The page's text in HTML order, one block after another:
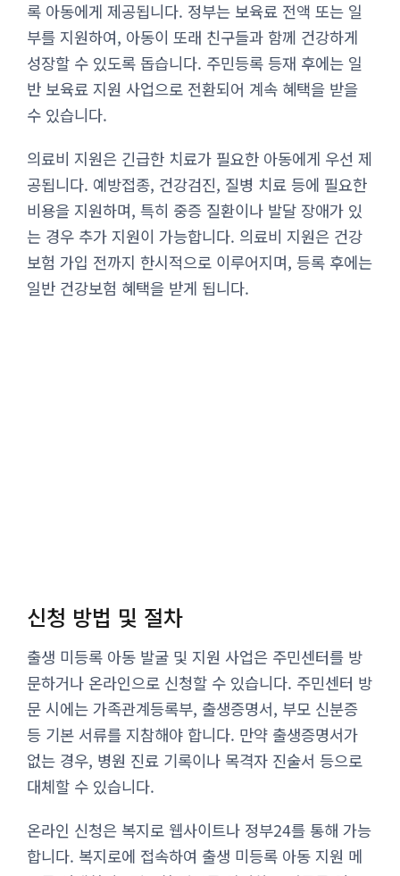
록 아동에게 제공됩니다. 정부는 보육료 전액 또는 일
부를 지원하여, 아동이 또래 친구들과 함께 건강하게
성장할 수 있도록 돕습니다. 주민등록 등재 후에는 일
반 보육료 지원 사업으로 전환되어 계속 혜택을 받을
수 있습니다.
의료비 지원은 긴급한 치료가 필요한 아동에게 우선 제
공됩니다. 예방접종, 건강검진, 질병 치료 등에 필요한
비용을 지원하며, 특히 중증 질환이나 발달 장애가 있
는 경우 추가 지원이 가능합니다. 의료비 지원은 건강
보험 가입 전까지 한시적으로 이루어지며, 등록 후에는
일반 건강보험 혜택을 받게 됩니다.
신청 방법 및 절차
출생 미등록 아동 발굴 및 지원 사업은 주민센터를 방
문하거나 온라인으로 신청할 수 있습니다. 주민센터 방
문 시에는 가족관계등록부, 출생증명서, 부모 신분증
등 기본 서류를 지참해야 합니다. 만약 출생증명서가
없는 경우, 병원 진료 기록이나 목격자 진술서 등으로
대체할 수 있습니다.
온라인 신청은 복지로 웹사이트나 정부24를 통해 가능
합니다. 복지로에 접속하여 출생 미등록 아동 지원 메